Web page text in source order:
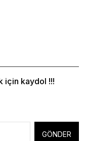
için kaydol !!!
GÖNDER